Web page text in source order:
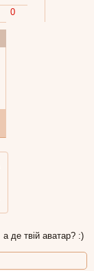
0
а де твій аватар? :)